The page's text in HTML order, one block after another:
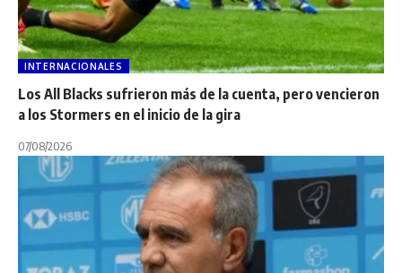
INTERNACIONALES
Los All Blacks sufrieron más de la cuenta, pero vencieron
a los Stormers en el inicio de la gira
07/08/2026